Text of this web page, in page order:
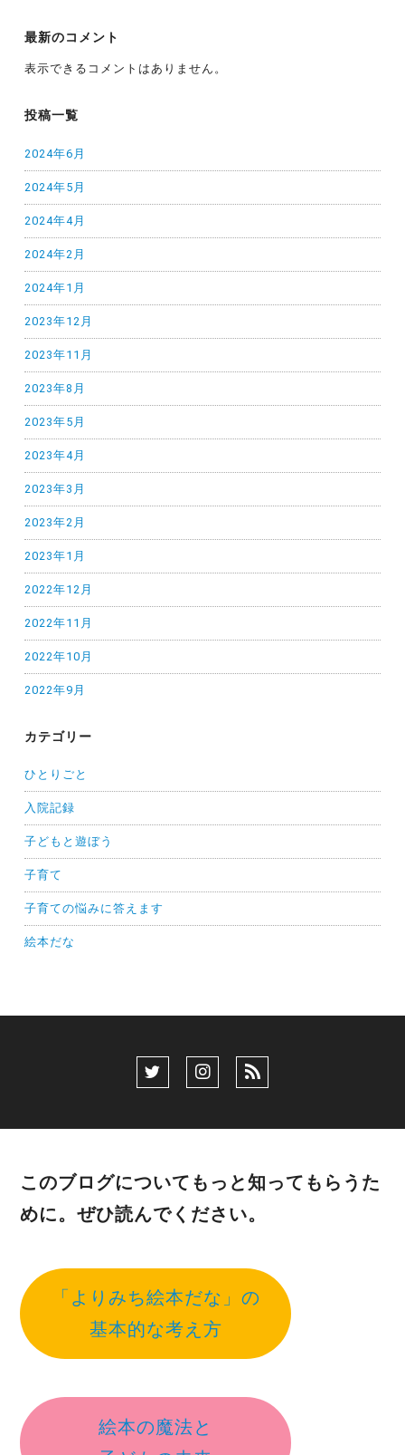
最新のコメント
表示できるコメントはありません。
投稿一覧
2024年6月
2024年5月
2024年4月
2024年2月
2024年1月
2023年12月
2023年11月
2023年8月
2023年5月
2023年4月
2023年3月
2023年2月
2023年1月
2022年12月
2022年11月
2022年10月
2022年9月
カテゴリー
ひとりごと
入院記録
子どもと遊ぼう
子育て
子育ての悩みに答えます
絵本だな
このブログについてもっと知ってもらうた
めに。ぜひ読んでください。
「よりみち絵本だな」の
基本的な考え方
絵本の魔法と